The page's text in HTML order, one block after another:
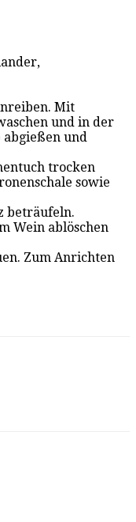
Mit
und in der
abgießen und
trocken
sowie
beträufeln.
Wein ablöschen
Zum Anrichten